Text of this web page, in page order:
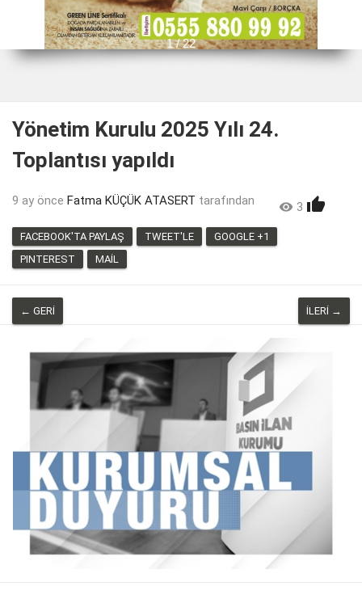
1 / 22
Yönetim Kurulu 2025 Yılı 24.
Toplantısı yapıldı
9 ay önce Fatma KÜÇÜK ATASERT tarafından  3 
FACEBOOK'TA PAYLAŞ TWEET'LE
GOOGLE +1
PINTEREST
MAIL
← GERI İLERI →